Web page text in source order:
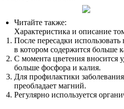
Читайте также:
Характеристика и описание
После пересадки
в котором содержится больше
С момента цветения вносится
больше фосфора и калия.
Для профилактики
преобладает магний.
Регулярно используется